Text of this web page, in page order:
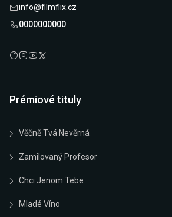
info@filmflix.cz
0000000000
Prémiové tituly
Věčně Tvá Nevěrná
Zamilovaný Profesor
Chci Jenom Tebe
Mladé Víno